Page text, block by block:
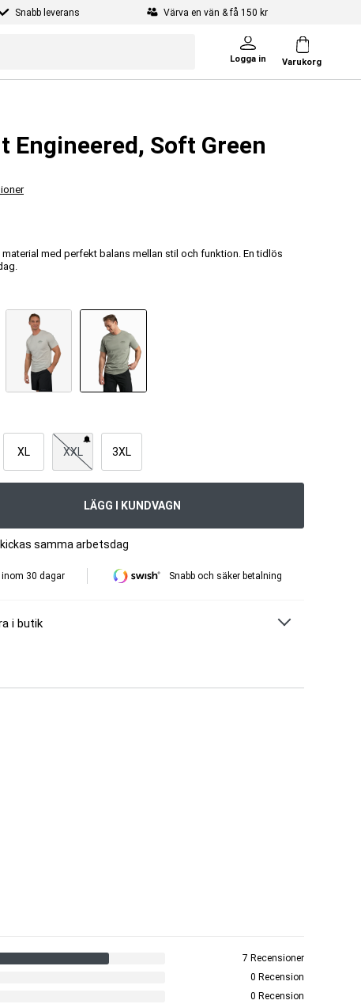
Snabb leverans Värva en vän & få 150 kr
Logga in Varukorg
Engineered, Soft Green
med perfekt balans mellan stil och funktion. En tidlös
XL XXL 3XL
LÄGG I KUNDVAGN
samma arbetsdag
inom 30 dagar Snabb och säker betalning
i butik
7 Recensioner
0 Recension
0 Recension